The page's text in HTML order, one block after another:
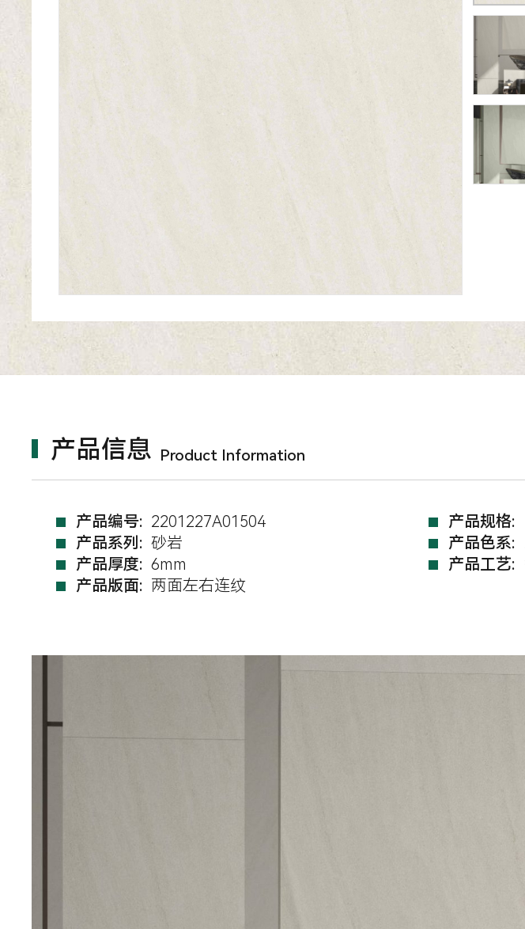
产品信息 Product Information
产品编号: 2201227A01504 产品规格:
产品系列: 砂岩 产品色系:
产品厚度: 6mm 产品工艺:
产品版面: 两面左右连纹